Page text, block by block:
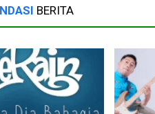
BERITA